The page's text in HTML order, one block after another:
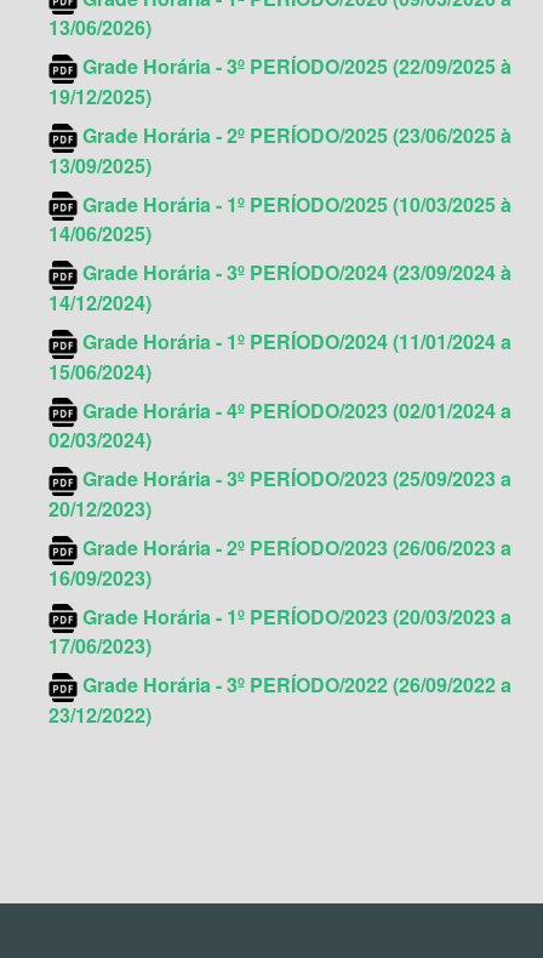
13/06/2026)
Grade Horária - 3º PERÍODO/2025 (22/09/2025 à
19/12/2025)
Grade Horária - 2º PERÍODO/2025 (23/06/2025 à
13/09/2025)
Grade Horária - 1º PERÍODO/2025 (10/03/2025 à
14/06/2025)
Grade Horária -3º PERÍODO/2024 (23/09/2024 à
14/12/2024)
Grade Horária - 1º PERÍODO/2024 (11/01/2024 a
15/06/2024)
Grade Horária - 4º PERÍODO/2023 (02/01/2024 a
02/03/2024)
Grade Horária - 3º PERÍODO/2023 (25/09/2023 a
20/12/2023)
Grade Horária - 2º PERÍODO/2023 (26/06/2023 a
16/09/2023)
Grade Horária - 1º PERÍODO/2023 (20/03/2023 a
17/06/2023)
Grade Horária - 3º PERÍODO/2022 (26/09/2022 a
23/12/2022)